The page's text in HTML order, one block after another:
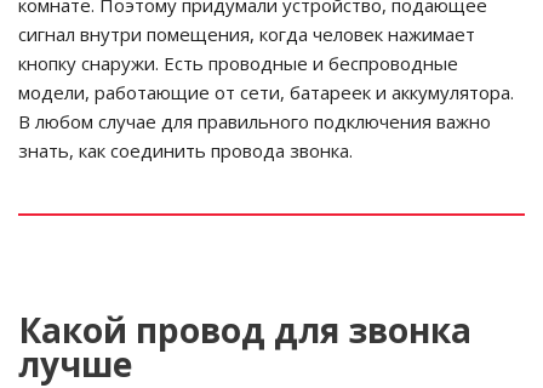
сигнал внутри помещения, когда человек нажимает
кнопку снаружи. Есть проводные и беспроводные
модели, работающие от сети, батареек и аккумулятора.
В любом случае для правильного подключения важно
знать, как соединить провода звонка.
Какой провод для звонка
лучше